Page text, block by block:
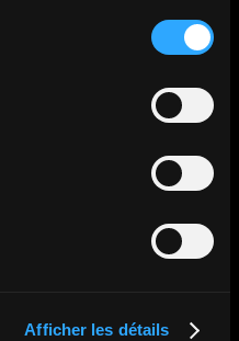
Afficher les détails
cadre politique
les esprits avec un coup
à la fois, tout en gardant
opération
global de 300 000